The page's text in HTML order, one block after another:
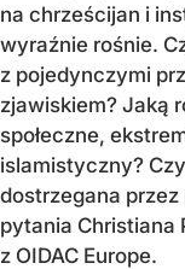
na chrześcijan i
wyraźnie rośnie.
z pojedynczymi
zjawiskiem? Jaką
społeczne,
islamistyczny?
dostrzegana
pytania Christiana
z OIDAC Europe.